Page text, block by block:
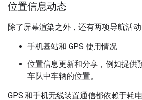
位置信息动态
除了屏幕渲染之外，还有两项导航活动
手机基站和 GPS 使用情况
位置信息更新和分享，例如提供
车队中车辆的位置。
GPS 和手机无线装置通信都依赖于耗